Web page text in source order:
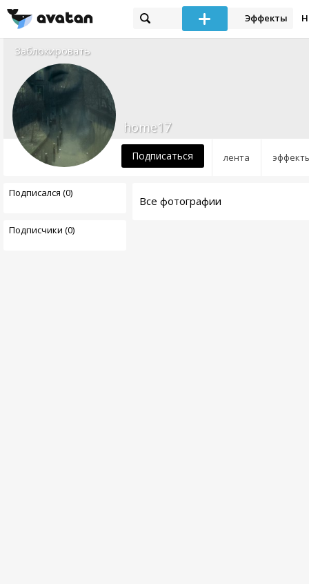
Эффекты
Заблокировать
лента
home17
Подписаться
Подписался (0)
Подписчики (0)
Все фотографии